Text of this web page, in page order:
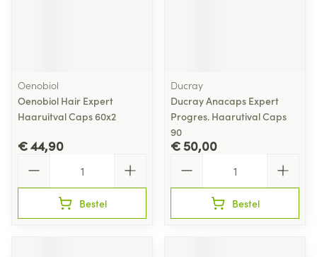
Oenobiol
Oenobiol Hair Expert
Haaruitval Caps 60x2
€ 44,90
Bestel
Ducray
Ducray Anacaps Expert
Progres. Haarutival Caps
90
€ 50,00
Bestel